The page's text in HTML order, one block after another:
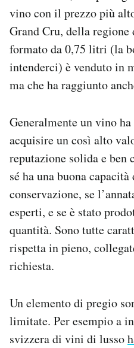
vino con il prezzo più
Grand Cru, della
formato da 0,75 litri (la
intenderci) è venduto in
ma che ha raggiunto
Generalmente un vino
acquisire un così alto
reputazione solida e
sé ha una buona
conservazione, se
esperti, e se è stato
quantità. Sono tutte
rispetta in pieno,
richiesta.
Un elemento di pregio
limitate. Per esempio a
svizzera di vini di lusso